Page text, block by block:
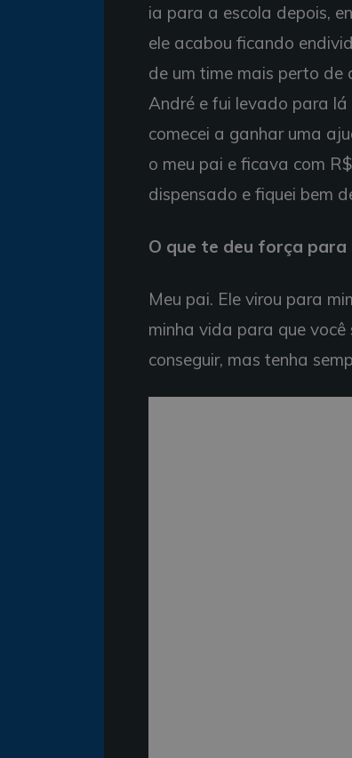
ia para a escola depois,
ele acabou ficando
de um time mais perto de
André e fui levado para lá
comecei a ganhar uma
o meu pai e ficava com
dispensado e fiquei bem
O que te deu força
Meu pai. Ele virou para
minha vida para que
conseguir, mas tenha